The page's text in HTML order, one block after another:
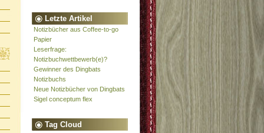
Letzte Artikel
Notizbücher aus Coffee-to-go
Papier
Leserfrage:
Notizbuchwettbewerb(e)?
Gewinner des Dingbats
Notizbuchs
Neue Notizbücher von Dingbats
Sigel conceptum flex
Tag Cloud